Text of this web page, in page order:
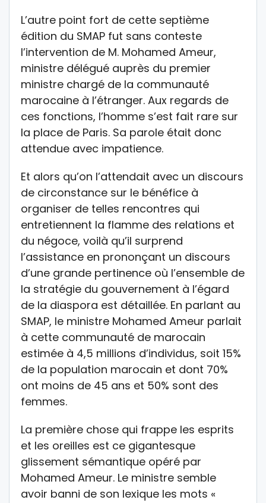
L’autre point fort de cette septième
édition du SMAP fut sans conteste
l’intervention de M. Mohamed Ameur,
ministre délégué auprès du premier
ministre chargé de la communauté
marocaine à l’étranger. Aux regards de
ces fonctions, l’homme s’est fait rare sur
la place de Paris. Sa parole était donc
attendue avec impatience.
Et alors qu’on l’attendait avec un discours
de circonstance sur le bénéfice à
organiser de telles rencontres qui
entretiennent la flamme des relations et
du négoce, voilà qu’il surprend
l’assistance en prononçant un discours
d’une grande pertinence où l’ensemble de
la stratégie du gouvernement à l’égard
de la diaspora est détaillée. En parlant au
SMAP, le ministre Mohamed Ameur parlait
à cette communauté de marocain
estimée à 4,5 millions d’individus, soit 15%
de la population marocain et dont 70%
ont moins de 45 ans et 50% sont des
femmes.
La première chose qui frappe les esprits
et les oreilles est ce gigantesque
glissement sémantique opéré par
Mohamed Ameur. Le ministre semble
avoir banni de son lexique les mots «